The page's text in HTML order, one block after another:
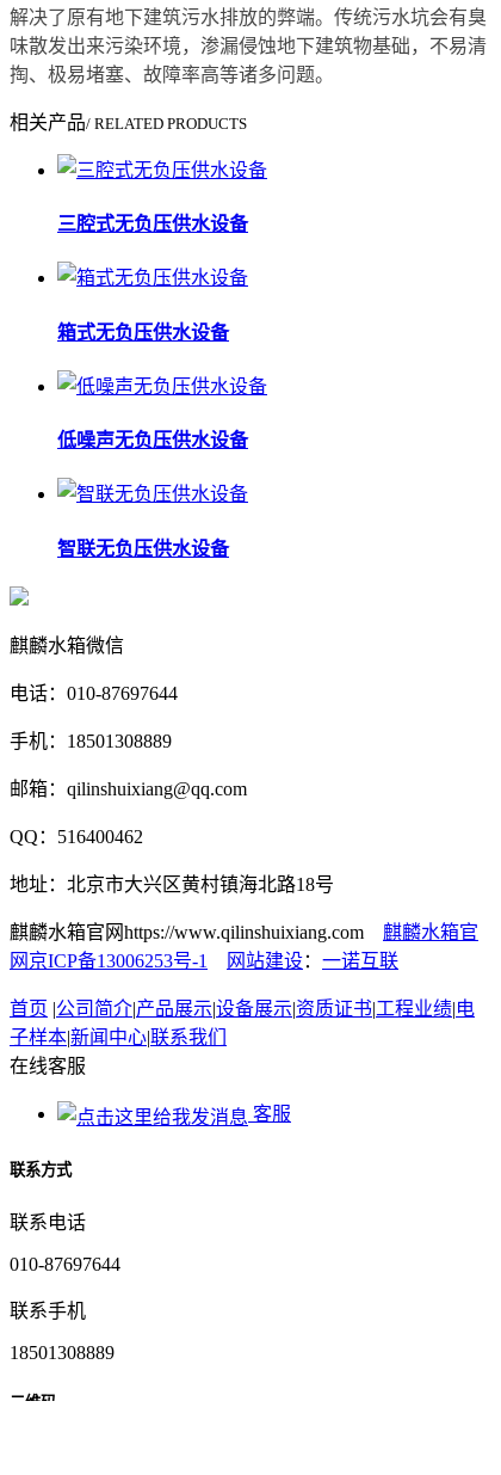
解决了原有地下建筑污水排放的弊端。传统污水坑会有臭
味散发出来污染环境，渗漏侵蚀地下建筑物基础，不易清
掏、极易堵塞、故障率高等诸多问题。
相关产品/ RELATED PRODUCTS
三腔式无负压供水设备
箱式无负压供水设备
低噪声无负压供水设备
智联无负压供水设备
麒麟水箱微信
电话：010-87697644
手机：18501308889
邮箱：qilinshuixiang@qq.com
QQ：516400462
地址：北京市大兴区黄村镇海北路18号
麒麟水箱官网https://www.qilinshuixiang.com 麒麟水箱官
网京ICP备13006253号-1
网站建设： 一诺互联
首页 |公司简介|产品展示|设备展示|资质证书|工程业绩|电
子样本|新闻中心|联系我们
在线客服
客服
联系方式
联系电话
010-87697644
联系手机
18501308889
二维码